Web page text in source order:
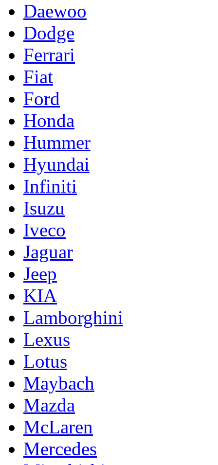
Daewoo
Dodge
Ferrari
Fiat
Ford
Honda
Hummer
Hyundai
Infiniti
Isuzu
Iveco
Jaguar
Jeep
KIA
Lamborghini
Lexus
Lotus
Maybach
Mazda
McLaren
Mercedes